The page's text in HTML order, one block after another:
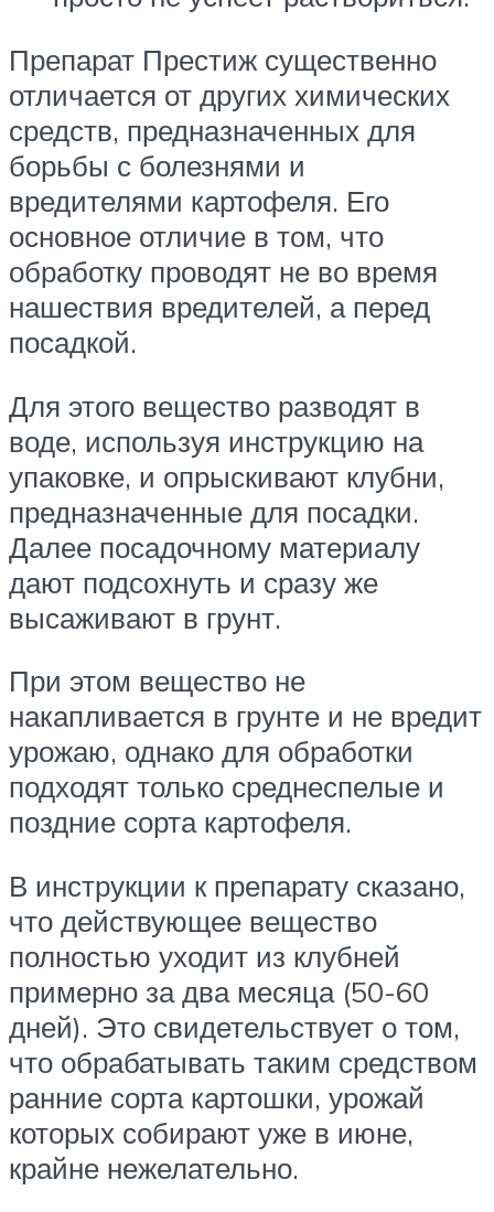
Препарат Престиж существенно
отличается от других химических
средств, предназначенных для
борьбы с болезнями и
вредителями картофеля. Его
основное отличие в том, что
обработку проводят не во время
нашествия вредителей, а перед
посадкой.
Для этого вещество разводят в
воде, используя инструкцию на
упаковке, и опрыскивают клубни,
предназначенные для посадки.
Далее посадочному материалу
дают подсохнуть и сразу же
высаживают в грунт.
При этом вещество не
накапливается в грунте и не вредит
урожаю, однако для обработки
подходят только среднеспелые и
поздние сорта картофеля.
В инструкции к препарату сказано,
что действующее вещество
полностью уходит из клубней
примерно за два месяца (50-60
дней). Это свидетельствует о том,
что обрабатывать таким средством
ранние сорта картошки, урожай
которых собирают уже в июне,
крайне нежелательно.